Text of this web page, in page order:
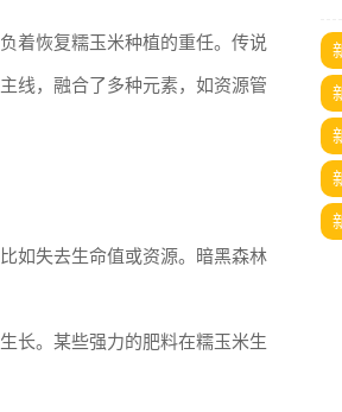
着恢复糯玉米种植的重任。传说
线，融合了多种元素，如资源管
如失去生命值或资源。暗黑森林
长。某些强力的肥料在糯玉米生
以